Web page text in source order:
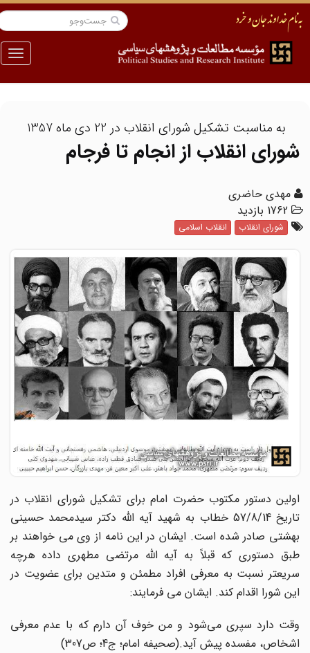
منو
به مناسبت تشکیل شورای انقلاب در 22 دی ماه 1357
شورای انقلاب از انجام تا فرجام
مهدی حاضری
1762 بازدید
شورای انقلاب انقلاب اسلامی
اولین دستور مکتوب حضرت امام برای تشکیل شورای انقلاب در
تاریخ 57/8/14 خطاب به شهید آیه الله دکتر سیدمحمد حسینی
بهشتی صادر شده است. ایشان در این نامه از وی می خواهند بر
طبق دستوری که قبلاً به آیه الله مرتضی مطهری داده هرچه
سریعتر نسبت به معرفی افراد مطمئن و متدین برای عضویت در
این شورا اقدام کند. ایشان می فرمایند:
وقت دارد سپری می‌شود و من خوف آن دارم که با عدم معرفی
اشخاص، مفسده پیش آید.(صحیفه امام؛ ج‌4؛ ص307)